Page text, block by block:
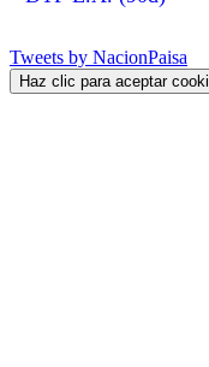
Tweets by NacionPaisa
Haz clic para aceptar